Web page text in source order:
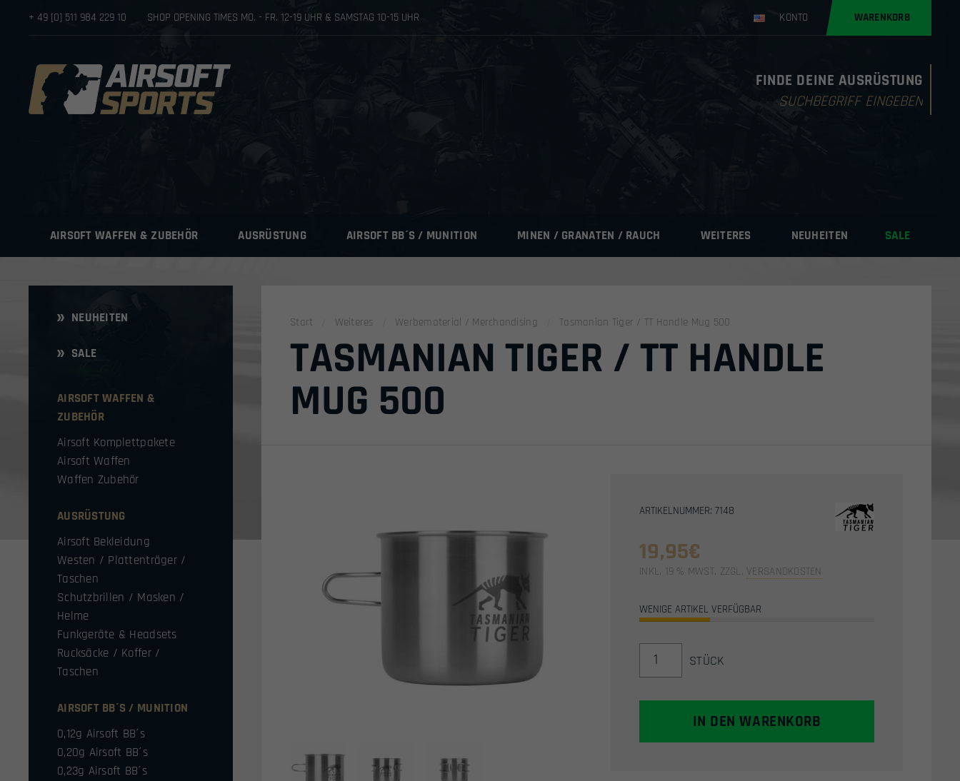
+ 49 [0] 511 984 229 10 SHOP OPENING TIMES MO. - FR. 12-19 UHR & SAMSTAG 10-15 UHR KONTO WARENKORB
FINDE DEINE AUSRÜSTUNG
Products
AIRSOFT WAFFEN & ZUBEHÖR AUSRÜSTUNG AIRSOFT BB´S / MUNITION MINEN / GRANATEN / RAUCH WEITERES NEUHEITEN SALE
NEUHEITEN
SALE
AIRSOFT WAFFEN &
ZUBEHÖR
Airsoft Komplettpakete
Airsoft Waffen
Waffen Zubehör
AUSRÜSTUNG
Airsoft Bekleidung
Westen / Plattenträger /
Taschen
Schutzbrillen / Masken /
Helme
Funkgeräte & Headsets
Rucksäcke / Koffer /
Taschen
AIRSOFT BB´S / MUNITION
0,12g Airsoft BB´s
0,20g Airsoft BB´s
0,23g Airsoft BB´s
Start Weiteres Werbematerial / Merchandising Tasmanian Tiger / TT Handle Mug 500
TASMANIAN TIGER / TT HANDLE
MUG 500
ARTIKELNUMMER: 7148
19,95€
INKL. 19 % MWST. ZZGL. VERSANDKOSTEN
WENIGE ARTIKEL VERFÜGBAR
TIGER
TT
STÜCK
IN DEN WARENKORB